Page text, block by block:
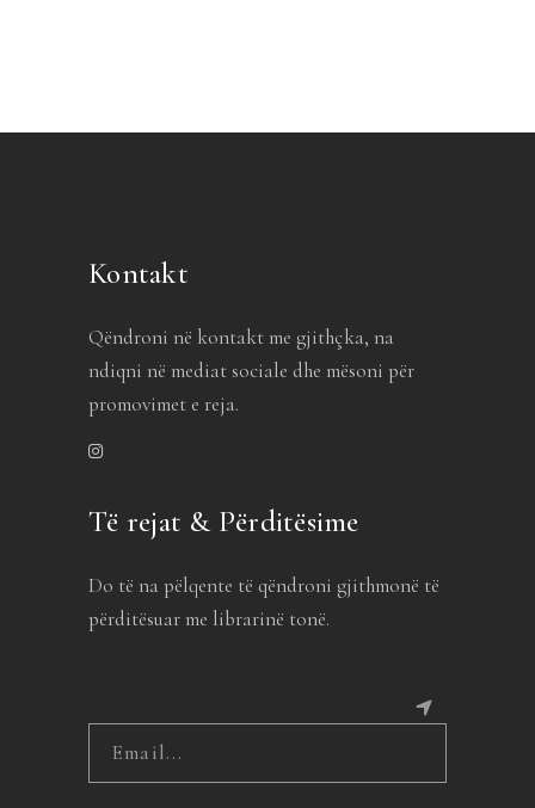
Kontakt
Qëndroni në kontakt me gjithçka, na
ndiqni në mediat sociale dhe mësoni për
promovimet e reja.
Të rejat & Përditësime
Do të na pëlqente të qëndroni gjithmonë të
përditësuar me librarinë tonë.